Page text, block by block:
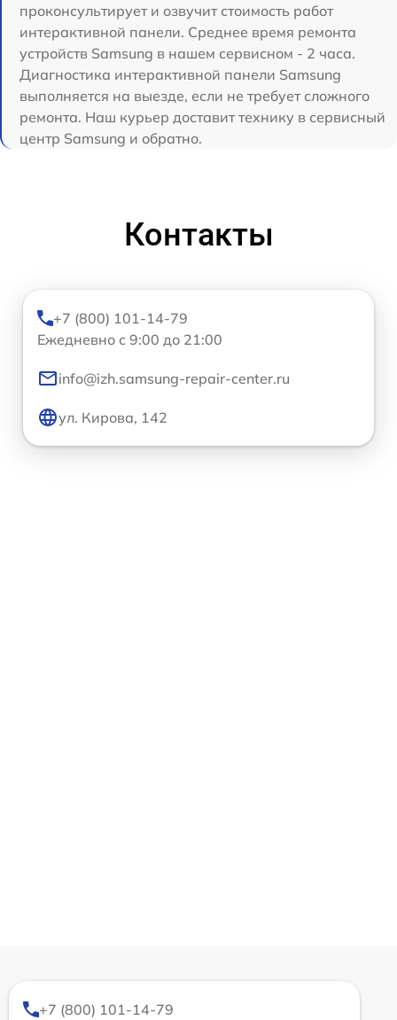
проконсультирует и озвучит стоимость работ
интерактивной панели. Среднее время ремонта
устройств Samsung в нашем сервисном - 2 часа.
Диагностика интерактивной панели Samsung
выполняется на выезде, если не требует сложного
ремонта. Наш курьер доставит технику в сервисный
центр Samsung и обратно.
Контакты
+7 (800) 101-14-79
Ежедневно с 9:00 до 21:00
info@izh.samsung-repair-center.ru
ул. Кирова, 142
+7 (800) 101-14-79